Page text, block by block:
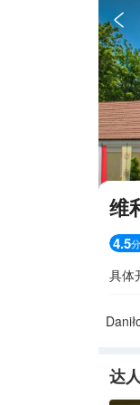

维
4.5分
具体
达